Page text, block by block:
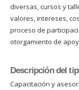
diversas, cursos y
valores, intereses,
proceso de
otorgamiento de
Descripción del
Capacitación y